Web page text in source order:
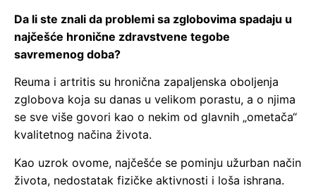
Da li ste znali da problemi sa zglobovima spadaju u
najčešće hronične zdravstvene tegobe
savremenog doba?
Reuma i artritis su hronična zapaljenska oboljenja
zglobova koja su danas u velikom porastu, a o njima
se sve više govori kao o nekim od glavnih „ometača“
kvalitetnog načina života.
Kao uzrok ovome, najčešće se pominju užurban način
života, nedostatak fizičke aktivnosti i loša ishrana.